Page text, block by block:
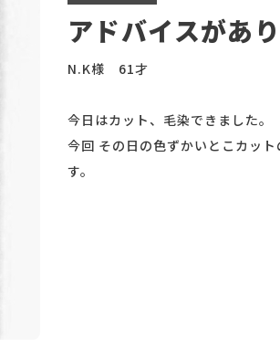
アドバイスがあ
N.K様 61才
今日はカット、毛染できました。
今回 その日の色ずかいとこカッ
す。